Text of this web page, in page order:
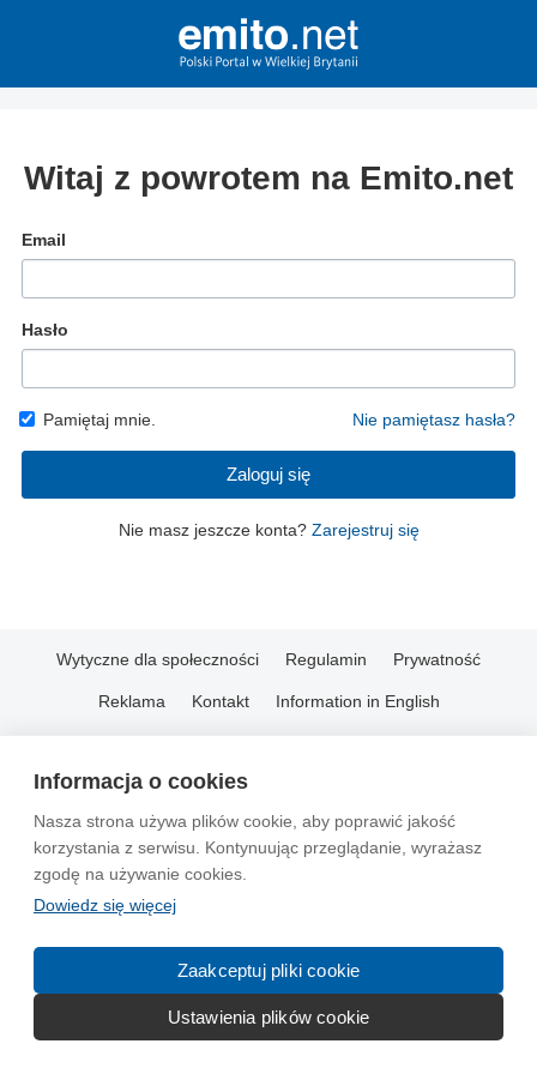
Informacja o cookies
Nasza strona używa plików cookie, aby poprawić jakość
korzystania z serwisu. Kontynuując przeglądanie, wyrażasz
zgodę na używanie cookies.
Dowiedz się więcej
Zaakceptuj pliki cookie
Ustawienia plików cookie
Witaj z powrotem na Emito.net
Email
Hasło
Pamiętaj mnie. Nie pamiętasz hasła?
Zaloguj się
Nie masz jeszcze konta? Zarejestruj się
Wytyczne dla społeczności Regulamin Prywatność
Reklama Kontakt Information in English